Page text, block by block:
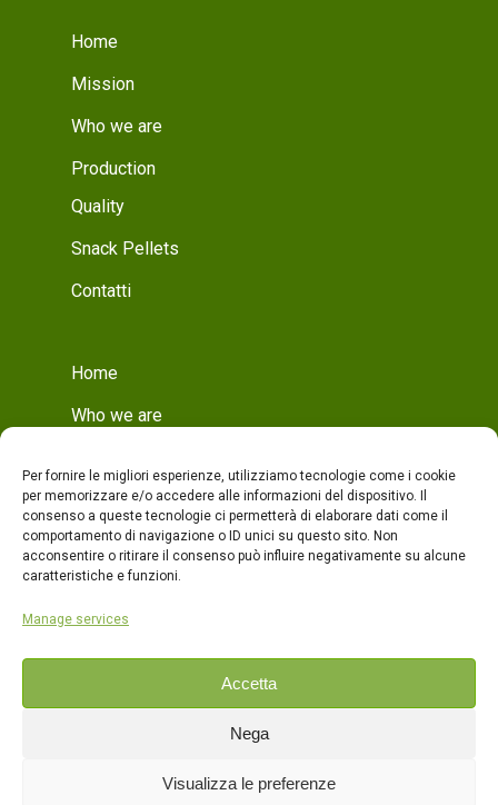
Per fornire le migliori esperienze, utilizziamo tecnologie come i cookie
per memorizzare e/o accedere alle informazioni del dispositivo. Il
consenso a queste tecnologie ci permetterà di elaborare dati come il
comportamento di navigazione o ID unici su questo sito. Non
acconsentire o ritirare il consenso può influire negativamente su alcune
caratteristiche e funzioni.
Manage services
Accetta
Nega
Visualizza le preferenze
Home
Mission
Who we are
Production
Quality
Snack Pellets
Contatti
Home
Who we are
Who we are
Production
Production
Quality
Products
Contacts